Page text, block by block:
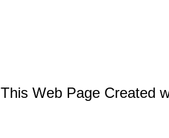
This Web Page Created